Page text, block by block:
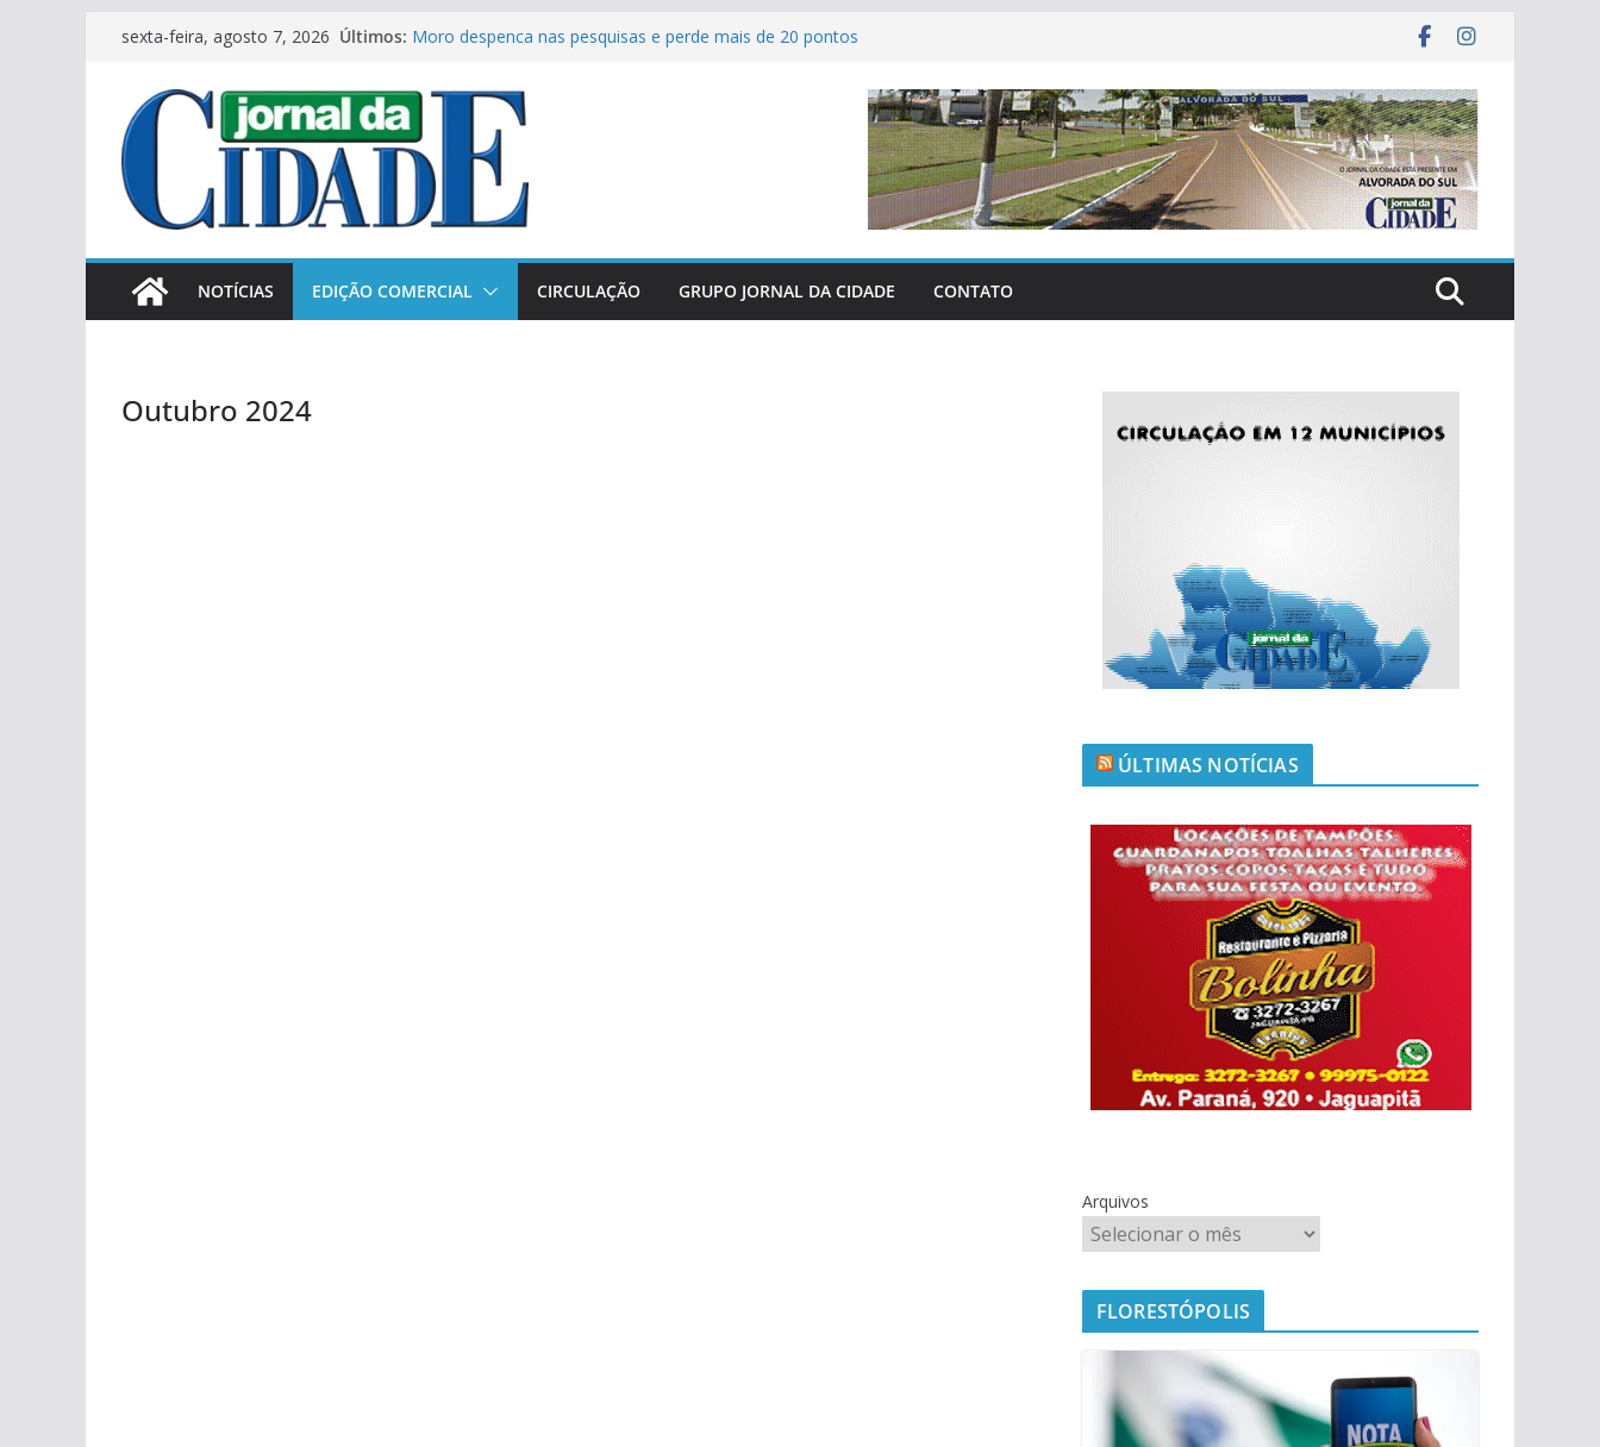
Pular
conteúdo
sexta-feira, agosto 7, 2026 Últimos: Moro despenca nas pesquisas e perde mais de 20 pontos
Novas máquinas agrícolas revolucionam atendimento aos
produtores no Centro-Oeste
Os Estados Unidos perderam as últimas três grandes guerras
Tercilio Turini parabeniza Federação e reafirma apoio total
aos donos de chácaras
NOTÍCIAS EDIÇÃO COMERCIAL CIRCULAÇÃO GRUPO JORNAL DA CIDADE CONTATO
Outubro 2024
ÚLTIMAS NOTÍCIAS
Arquivos
FLORESTÓPOLIS